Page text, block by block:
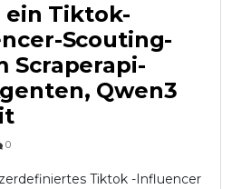
ein Tiktok-
Scouting-
Scraperapi-
Qwen3
0
Tiktok -Influencer